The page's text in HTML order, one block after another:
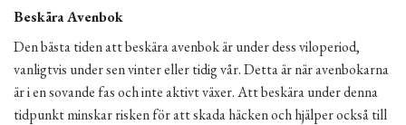
Beskära Avenbok
Den bästa tiden att beskära avenbok är under dess viloperiod,
vanligtvis under sen vinter eller tidig vår. Detta är när avenbokarna
är i en sovande fas och inte aktivt växer. Att beskära under denna
tidpunkt minskar risken för att skada häcken och hjälper också till